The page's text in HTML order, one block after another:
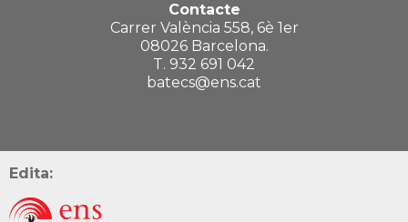
Contacte
Carrer València 558, 6è 1er
08026 Barcelona.
T. 932 691 042
batecs@ens.cat
Edita: